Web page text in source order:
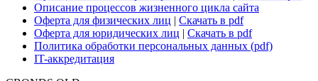
Описание процессов жизненного цикла сайта
Оферта для физических лиц | Скачать в pdf
Оферта для юридических лиц | Скачать в pdf
Политика обработки персональных данных (pdf)
IT-аккредитация